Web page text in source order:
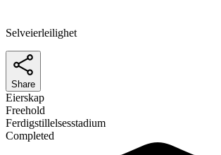
Selveierleilighet
Share
Eierskap
Freehold
Ferdigstillelsesstadium
Completed